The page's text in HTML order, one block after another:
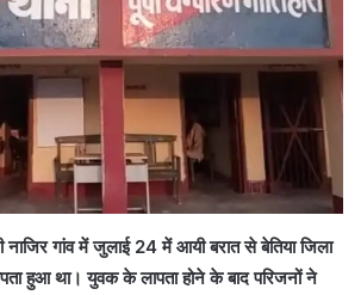
नाजिर गांव में जुलाई 24 में आयी बरात से बेतिया जिला
हुआ था। युवक के लापता होने के बाद परिजनों ने